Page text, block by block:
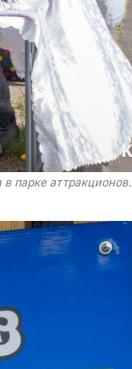
парке аттракционов.